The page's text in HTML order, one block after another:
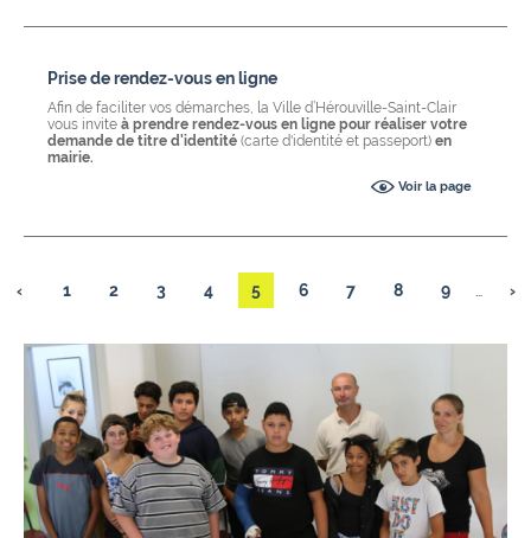
Prise de rendez-vous en ligne
Afin de faciliter vos démarches, la Ville d’Hérouville-Saint-Clair
vous invite à prendre rendez-vous en ligne pour réaliser votre
demande de titre d'identité (carte d'identité et passeport) en
mairie.
Voir la page
‹ 1 2 3 4 5 6 7 8 9 ›